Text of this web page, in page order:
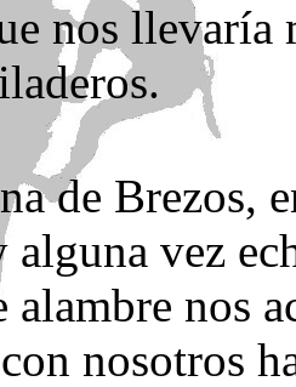
nos llevaría
de Brezos,
alguna vez
nos
nosotros